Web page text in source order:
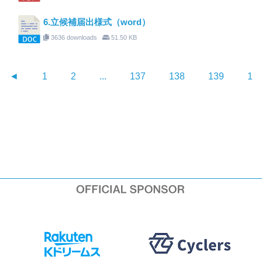
6.立候補届出様式（word）
3636 downloads 51.50 KB
◄ 1 2 ... 137 138 139